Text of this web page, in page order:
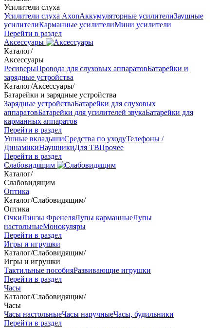
Усилители слуха
Усилители слуха AxonАккумуляторные усилителиЗаушные
усилителиКарманные усилителиМини усилители
Перейти в раздел
Аксессуары
Каталог/
Аксессуары
РесиверыПровода для слуховых аппаратовБатарейки и
зарядные устройства
Каталог/Аксессуары/
Батарейки и зарядные устройства
Зарядные устройстваБатарейки для слуховых
аппаратовБатарейки для усилителей звукаБатарейки для
карманных аппаратов
Перейти в раздел
Ушные вкладышиСредства по уходуТелефоны /
ДинамикиНаушникиДля ТВПрочее
Перейти в раздел
Слабовидящим
Каталог/
Слабовидящим
Оптика
Каталог/Слабовидящим/
Оптика
ОчкиЛинзы ФренеляЛупы карманныеЛупы
настольныеМонокуляры
Перейти в раздел
Игры и игрушки
Каталог/Слабовидящим/
Игры и игрушки
Тактильные пособияРазвивающие игрушки
Перейти в раздел
Часы
Каталог/Слабовидящим/
Часы
Часы настольныеЧасы наручныеЧасы, будильники
Перейти в раздел